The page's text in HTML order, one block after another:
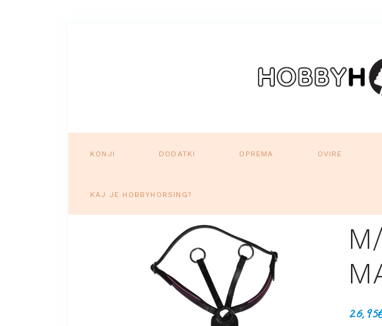
KONJI DODATKI OPREMA OVIRE
KAJ JE HOBBYHORSING?
26,95